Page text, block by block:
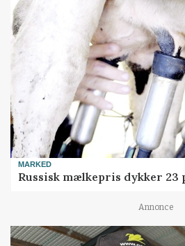
MARKED
Russisk mælkepris dykker 23
Annonce